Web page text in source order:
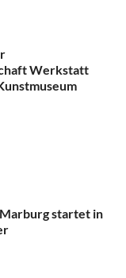
Werkstatt
startet in